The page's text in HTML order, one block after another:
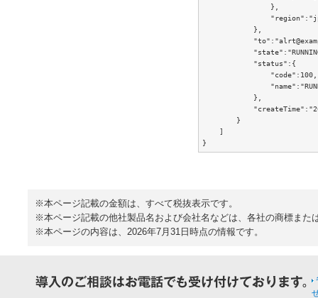
                },
            },
            "status":{
                "code":100,
            },
        }
    ]
}
※本ページ記載の金額は、すべて税抜表示です。
※本ページ記載の他社製品名および会社名などは、各社の商標また
※本ページの内容は、2026年7月31日時点の情報です。